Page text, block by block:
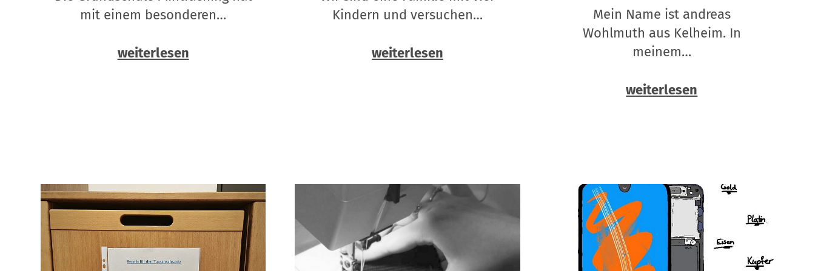
mit einem besonderen…
weiterlesen
Kindern und versuchen…
weiterlesen
Mein Name ist andreas
Wohlmuth aus Kelheim. In
meinem…
weiterlesen